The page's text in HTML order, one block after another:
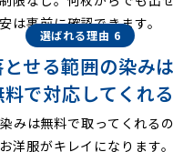
安は事前に確認できます。
選ばれる理由 6
とせる範囲の染みは
料で対応してくれる
みは無料で取ってくれる
洋服がキレイになります。